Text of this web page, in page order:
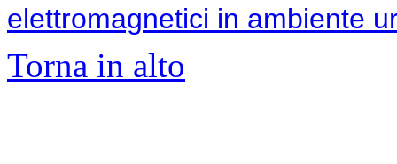
elettromagnetici in ambiente
Torna in alto